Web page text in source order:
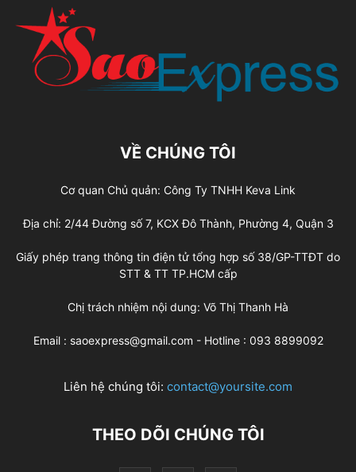
VỀ CHÚNG TÔI
Cơ quan Chủ quản: Công Ty TNHH Keva Link
Địa chỉ: 2/44 Đường số 7, KCX Đô Thành, Phường 4, Quận 3
Giấy phép trang thông tin điện tử tổng hợp số 38/GP-TTĐT do
STT & TT TP.HCM cấp
Chị trách nhiệm nội dung: Võ Thị Thanh Hà
Email : saoexpress@gmail.com - Hotline : 093 8899092
Liên hệ chúng tôi: contact@yoursite.com
THEO DÕI CHÚNG TÔI